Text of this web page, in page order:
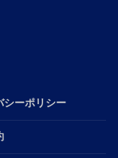
シーポリシー